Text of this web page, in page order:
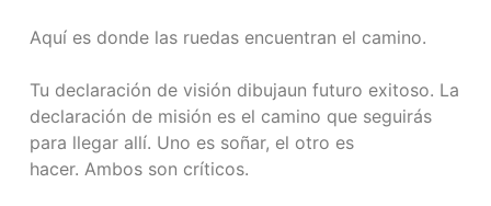
Aquí es donde las ruedas encuentran el camino.
Tu declaración de visión dibujaun futuro exitoso. La
declaración de misión es el camino que seguirás
para llegar allí. Uno es soñar, el otro es
hacer. Ambos son críticos.